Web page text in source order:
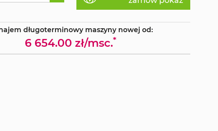
długoterminowy maszyny nowej od:
6 654.00 zł/msc.*